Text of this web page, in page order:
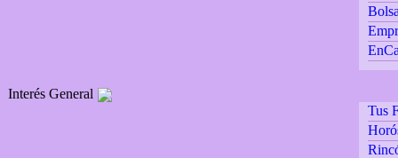
Interés General
Tus